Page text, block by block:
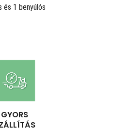
és 1 benyúlós
GYORS